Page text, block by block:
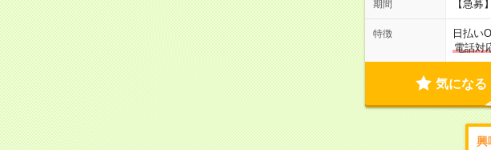
期間 【急
特徴 日払い
電話対
気になる
興